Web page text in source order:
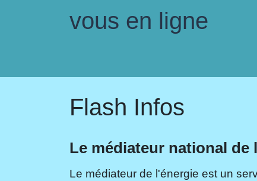
vous en ligne
Flash Infos
Le médiateur national de
Le médiateur de l'énergie est un